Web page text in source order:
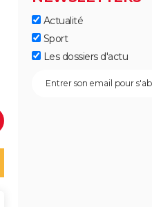
Actualité
Sport
Les dossiers d'actu